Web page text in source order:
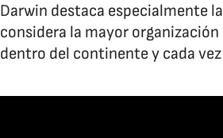
Darwin destaca especialmente
considera la mayor
dentro del continente y cada